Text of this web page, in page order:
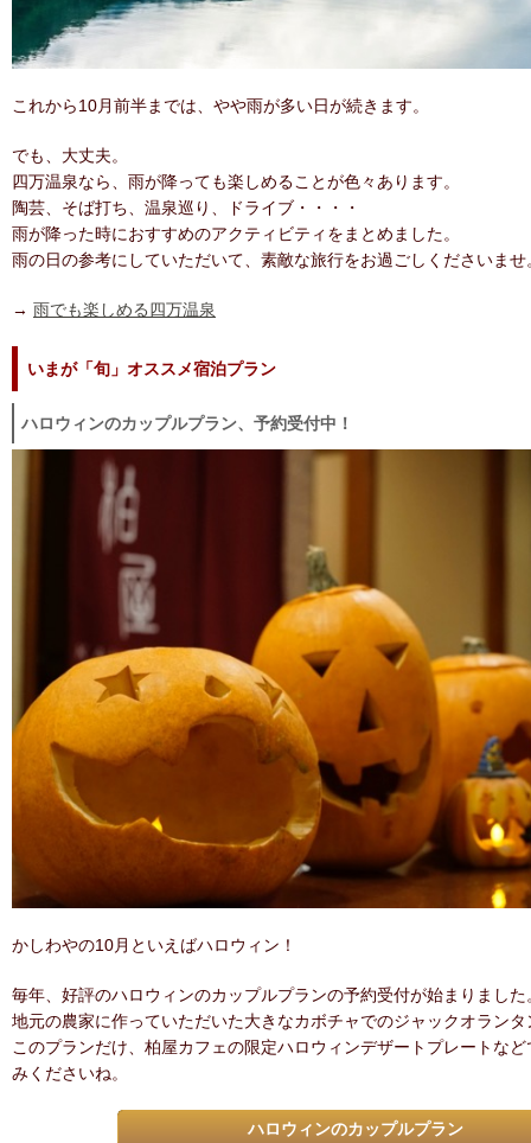
これから10月前半までは、やや雨が多い日が続きます。
でも、大丈夫。
四万温泉なら、雨が降っても楽しめることが色々あります。
陶芸、そば打ち、温泉巡り、ドライブ・・・・
雨が降った時におすすめのアクティビティをまとめました。
雨の日の参考にしていただいて、素敵な旅行をお過ごしくださいませ
→ 雨でも楽しめる四万温泉
いまが「旬」オススメ宿泊プラン
ハロウィンのカップルプラン、予約受付中！
かしわやの10月といえばハロウィン！
毎年、好評のハロウィンのカップルプランの予約受付が始まりました
地元の農家に作っていただいた大きなカボチャでのジャックオランタ
このプランだけ、柏屋カフェの限定ハロウィンデザートプレートな
みくださいね。
ハロウィンのカップルプラン